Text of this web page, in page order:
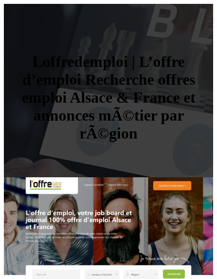
Loffre­demploi | L’offre
d’emploi Recherche offres
emploi Alsace & France et
annonces mÃ©tier par
rÃ©gion